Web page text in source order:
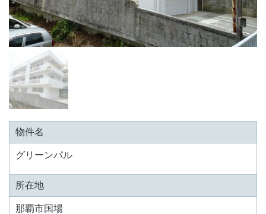
物件名
グリーンパル
所在地
那覇市国場